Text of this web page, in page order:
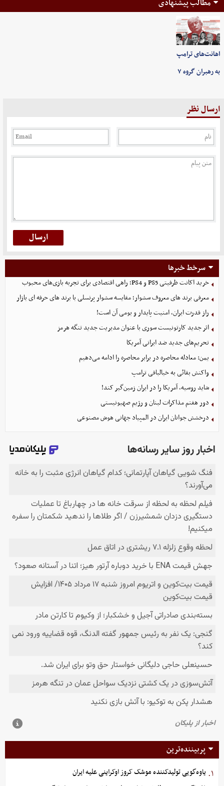
مطالب پیشنهادی
اهانت‌های ترامپ
به رهبران گروه ۷
ارسال نظر
سرخط خبرها
خرید اکانت ظرفیتی PS5 و PS4؛ راهی اقتصادی برای تجربه بازی‌های محبوب
معرفی برند های معروف سشوار؛ مقایسه سشوار پرنسلی با برند های حرفه ای بازار
راز قدرت ایران، امنیت پایدار و بومی آن است!
اثر جدید کارتونیست سوری با عنوان مدیریت جدید تنگه هرمز
تحریم‌های جدید ضد ایرانی آمریکا
یمن: معادله محاصره در برابر محاصره را ادامه می‌دهیم
واکنش بقائی به خیالبافی ترامپ
شاید روسیه، آمریکا را در ایران زمین‌گیر کند!
دور هفتم مذاکرات لبنان و رژیم صهیونیستی
درخشش جوانان ایران در المپیاد جهانی هوش مصنوعی
پربیننده‌ترین
۱. یاوه‌گویی تولیدکننده موشک کروز اوکراینی علیه ایران